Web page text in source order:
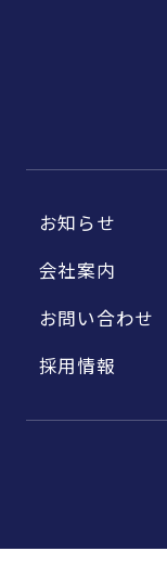
お知らせ
会社案内
お問い合わせ
採用情報